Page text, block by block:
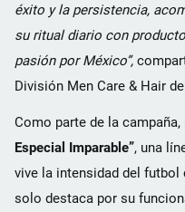
éxito y la persistencia,
su ritual diario con
pasión por México”,
División Men Care & Hair
Como parte de la
Especial Imparable”, una
vive la intensidad del
solo destaca por su